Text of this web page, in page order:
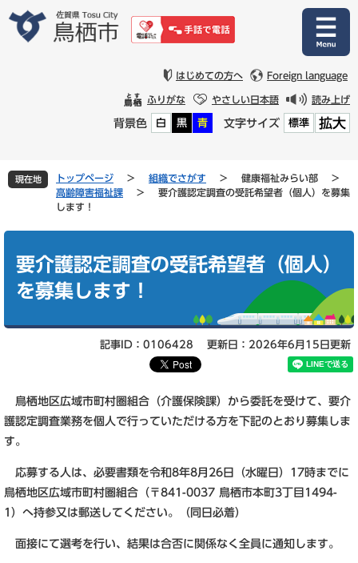
文
はじめての方へ Foreign language
ふりがな やさしい日本語 読み上げ
背景色 白 黒 青 文字サイズ 標準 拡大
現在地 トップページ > 組織でさがす > 健康福祉みらい部
>
高齢障害福祉課
>
要介護認定調査の受託希望者（個人）を募集
します！
要介護認定調査の受託希望者（個人）
を募集します！
記事ID：0106428 更新日：2026年6月15日更新
鳥栖地区広域市町村圏組合（介護保険課）から委託を受けて、要介
護認定調査業務を個人で行っていただける方を下記のとおり募集しま
す。
応募する人は、必要書類を令和8年8月26日（水曜日）17時までに
鳥栖地区広域市町村圏組合（〒841-0037 鳥栖市本町3丁目1494-
1）へ持参又は郵送してください。（同日必着）
面接にて選考を行い、結果は合否に関係なく全員に通知します。